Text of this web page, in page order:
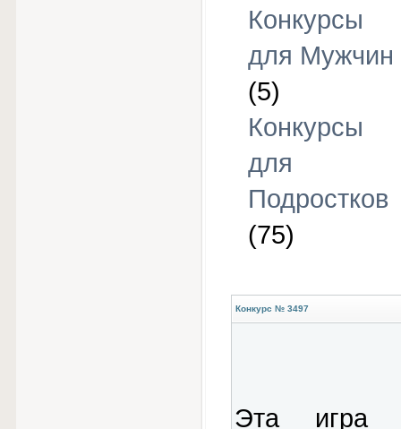
Конкурсы
для Мужчин
(5)
Конкурсы
для
Подростков
(75)
Конкурс № 3497
Эта игра